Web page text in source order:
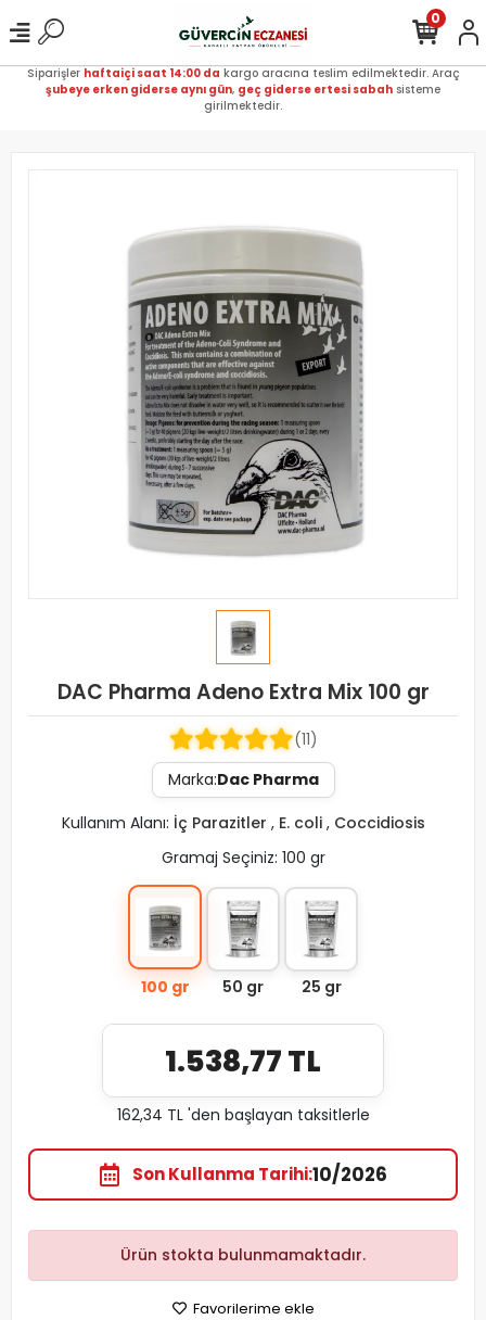
Siparişler haftaiçi saat 14:00 da kargo aracına teslim edilmektedir. Araç
şubeye erken giderse aynı gün, geç giderse ertesi sabah sisteme
girilmektedir.
0
DAC Pharma Adeno Extra Mix 100 gr
(11)
Marka:Dac Pharma
Kullanım Alanı: İç Parazitler , E. coli, Coccidiosis
Gramaj Seçiniz: 100 gr
100 gr 50 gr 25 gr
1.538,77 TL
162,34 TL 'den başlayan taksitlerle
Son Kullanma Tarihi10/2026
Ürün stokta bulunmamaktadır.
Favorilerime ekle